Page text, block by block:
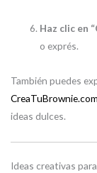
Haz clic en
o exprés.
También puedes
CreaTuBrownie.com
ideas dulces.
Ideas creativas